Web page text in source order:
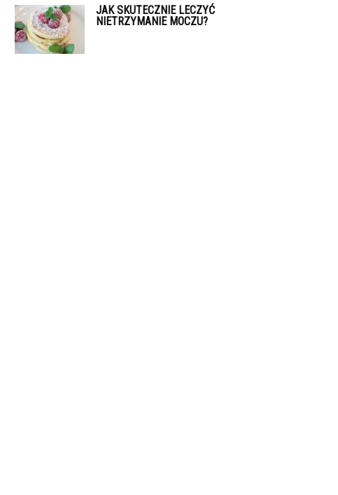
JAK SKUTECZNIE LECZYĆ
NIETRZYMANIE MOCZU?